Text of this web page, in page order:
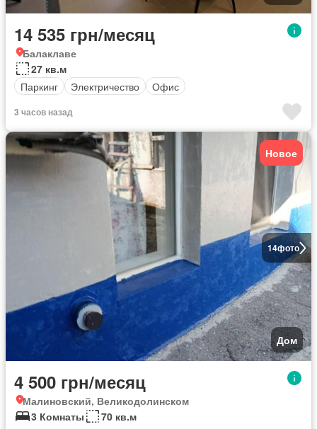
14 535 грн/месяц
Балаклаве
27 кв.м
Паркинг
Электричество Офис
3 часов назад
14фото
Новое
Дом
4 500 грн/месяц
Малиновский, Великодолинском
3 Комнаты
70 кв.м